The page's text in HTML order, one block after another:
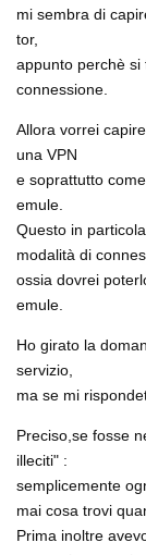
mi sembra di
tor,
appunto perchè
connessione.
Allora vorrei
una VPN
e soprattutto
emule.
Questo in
modalità di
ossia dovrei
emule.
Ho girato la
servizio,
ma se mi
Preciso,se fosse
illeciti" :
semplicemente
mai cosa trovi
Prima inoltre